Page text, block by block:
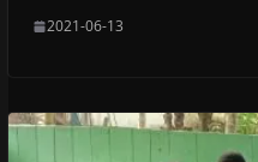
2021-06-13